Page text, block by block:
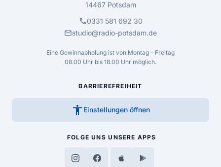
14467 Potsdam
call0331 581 692 30
mailstudio@radio-potsdam.de
Eine Gewinnabholung ist von Montag – Freitag
08.00 Uhr bis 18.00 Uhr möglich.
BARRIEREFREIHEIT
accessibility_new Einstellungen öffnen
FOLGE UNS UNSERE APPS